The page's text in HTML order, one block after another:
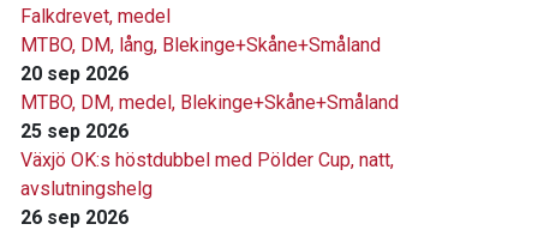
Falkdrevet, medel
MTBO, DM, lång, Blekinge+Skåne+Småland
20 sep 2026
MTBO, DM, medel, Blekinge+Skåne+Småland
25 sep 2026
Växjö OK:s höstdubbel med Pölder Cup, natt,
avslutningshelg
26 sep 2026